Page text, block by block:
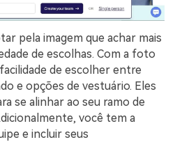
pela imagem que achar mais
de escolhas. Com a foto
de escolher entre
e opções de vestuário. Eles
se alinhar ao seu ramo de
você tem a
e incluir seus